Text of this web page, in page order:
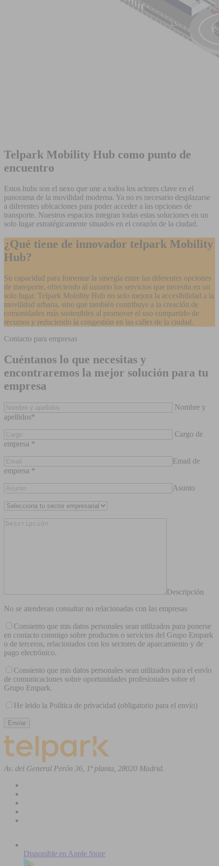
Telpark Mobility Hub como punto de
encuentro
Estos hubs son el nexo que une a todos los actores clave en el
panorama de la movilidad moderna. Ya no es necesario desplazarse
a diferentes ubicaciones para poder acceder a las opciones de
transporte. Nuestros espacios integran todas estas soluciones en un
solo lugar estratégicamente situados en el corazón de la ciudad.
¿Qué tiene de innovador telpark Mobility
Hub?
Su capacidad para fomentar la sinergía entre las diferentes opciones
de transporte, ofreciendo al usuario los servicios que necesita en un
solo lugar. Telpark Mobility Hub no solo mejora la accesibilidad a la
movilidad urbana, sino que también contribuye a la creación de
comunidades más sostenibles al promover el uso compartido de
recursos y reduciendo la congestión en las calles de la ciudad.
Contacto para empresas
Cuéntanos lo que necesitas y
encontraremos la mejor solución para tu
empresa
Nombre y
apellidos*
Cargo de
empresa *
Email de
empresa *
Asunto
Descripción
No se atenderan consultar no relacionadas con las empresas
Consiento que mis datos personales sean utilizados para ponerse
en contacto conmigo sobre productos o servicios del Grupo Empark
o de terceros, relacionados con los sectores de aparcamiento y de
pago electrónico.
Consiento que mis datos personales sean utilizados para el envío
de comunicaciones sobre oportunidades profesionales sobre el
Grupo Empark.
He leido la Política de privacidad (obligatorio para el envío)
Av. del General Perón 36, 1ª planta, 28020 Madrid.
Disponible en Apple Store